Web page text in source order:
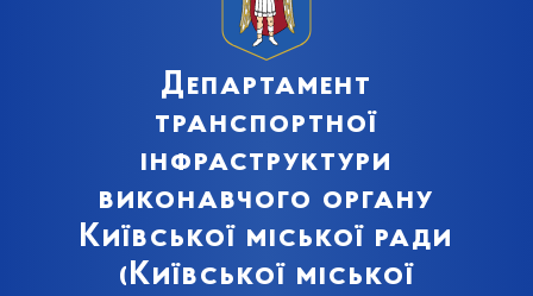
Департамент
транспортної
інфраструктури
виконавчого органу
Київської міської ради
(Київської міської